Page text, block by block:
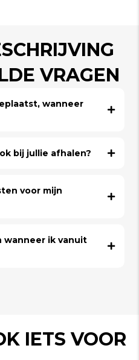
VRAGEN
wanneer
bij jullie afhalen?
voor mijn
wanneer ik vanuit
IETS VOOR